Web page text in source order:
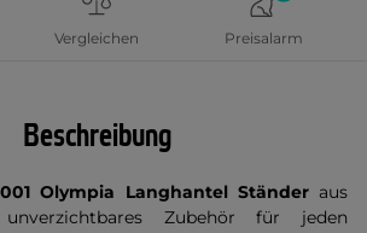
Vergleichen Preisalarm
Beschreibung
Olympia Langhantel Ständeraus
Zubehör für jeden